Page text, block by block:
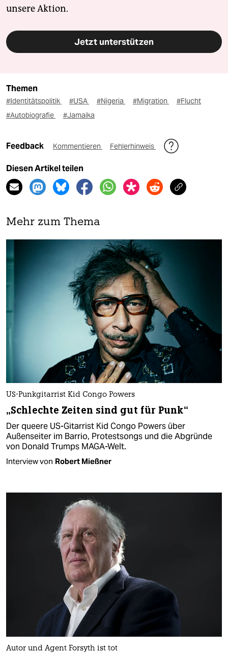
unsere Aktion.
Jetzt unterstützen
Themen
#Identitätspolitik #USA #Nigeria #Migration
#Flucht
#Autobiografie
#Jamaika
Feedback Kommentieren Fehlerhinweis
Diesen Artikel teilen
Mehr zum Thema
US-Punkgitarrist Kid Congo Powers
„Schlechte Zeiten sind gut für Punk“
Der queere US-Gitarrist Kid Congo Powers über
Außenseiter im Barrio, Protestsongs und die Abgründe
von Donald Trumps MAGA-Welt.
Interview von Robert Mießner
Autor und Agent Forsyth ist tot